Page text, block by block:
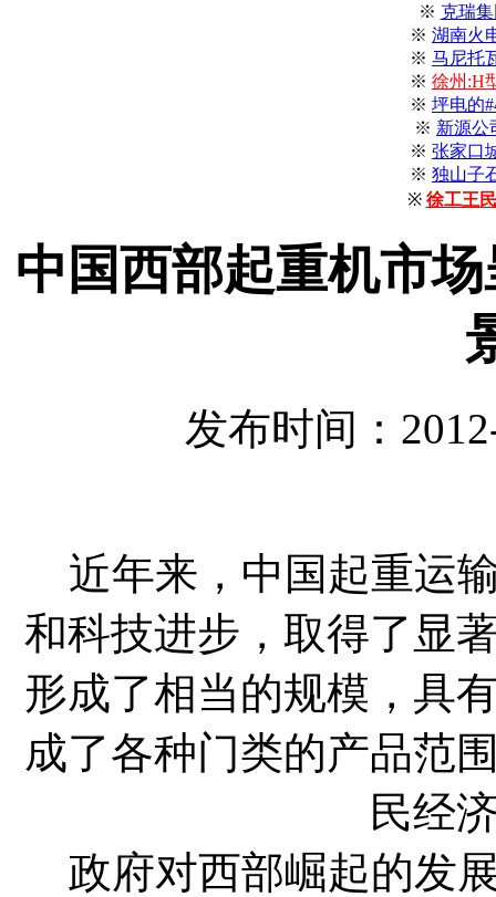
※ 克瑞
※ 湖南火
※ 马尼托
※ 徐州:H
※ 坪电的
※ 新源公
※ 张家口
※ 独山子
※ 徐工王
中国西部起重机市
发布时间：
近年来，中国起重运
和科技进步，取得了显
形成了相当的规模，具
成了各种门类的产品范
民经
政府对西部崛起的发